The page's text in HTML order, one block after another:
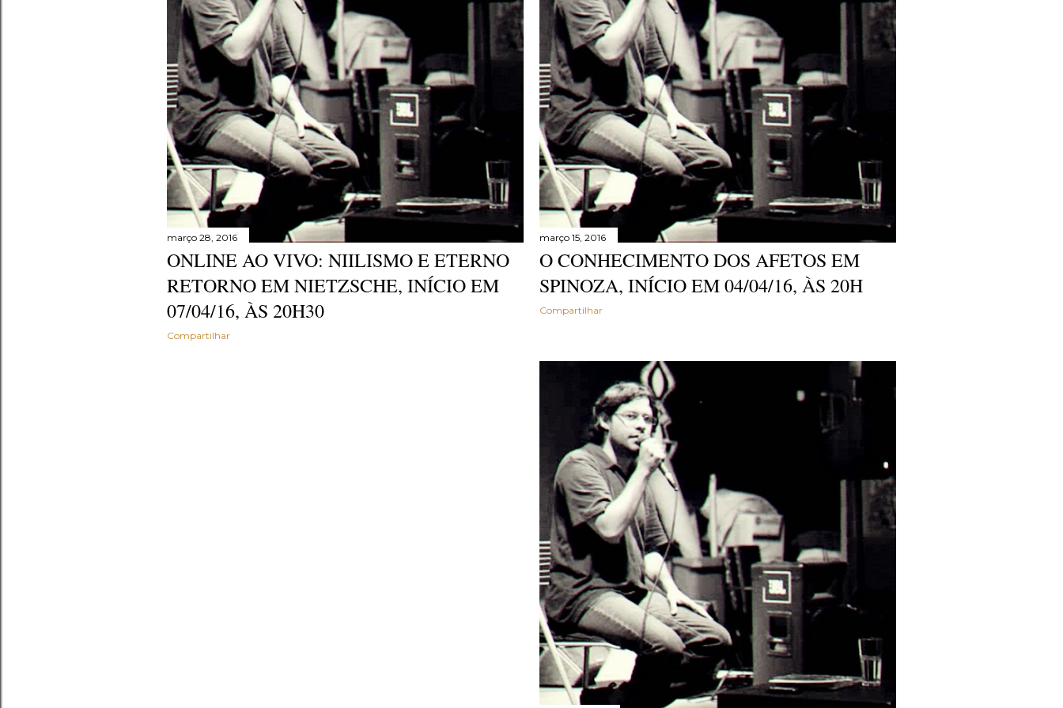
n
s
março 28, 2016
ONLINE AO VIVO: NIILISMO E ETERNO
RETORNO EM NIETZSCHE, INÍCIO EM
07/04/16, ÀS 20H30
Compartilhar
março 15, 2016
O CONHECIMENTO DOS AFETOS EM
SPINOZA, INÍCIO EM 04/04/16, ÀS 20H
Compartilhar